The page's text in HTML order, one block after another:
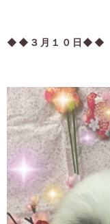
◆◆３月１０日◆◆